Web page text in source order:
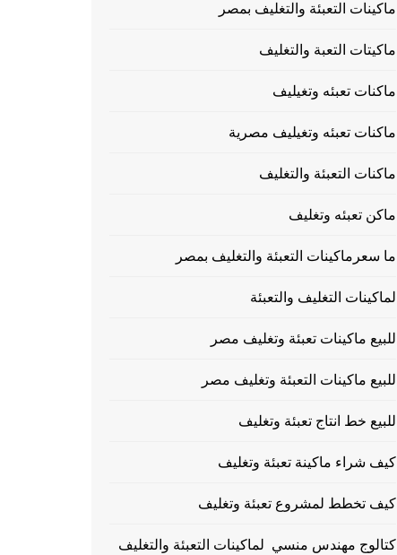
ماكينات التعبئة والتغليف بمصر
ماكيتات التعبة والتغليف
ماكنات تعبئه وتغيليف
ماكنات تعبئه وتغيليف مصرية
ماكنات التعبئة والتغليف
ماكن تعبئه وتغليف
ما سعرماكينات التعبئة والتغليف بمصر
لماكينات التغليف والتعبئة
للبيع ماكينات تعبئة وتغليف مصر
للبيع ماكينات التعبئة وتغليف مصر
للبيع خط انتاج تعبئة وتغليف
كيف شراء ماكينة تعبئة وتغليف
كيف تخطط لمشروع تعبئة وتغليف
كتالوج مهندس منسي لماكينات التعبئة والتغليف